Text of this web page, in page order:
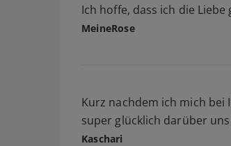
Ich hoffe, dass ich die
MeineRose
Kurz nachdem ich mich
super glücklich darüber
Kaschari